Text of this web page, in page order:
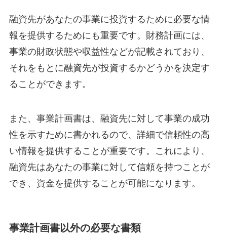
融資先があなたの事業に投資するために必要な情
報を提供するためにも重要です。財務計画には、
事業の財政状態や収益性などが記載されており、
それをもとに融資先が投資するかどうかを決定す
ることができます。
また、事業計画書は、融資先に対して事業の成功
性を示すために書かれるので、詳細で信頼性の高
い情報を提供することが重要です。これにより、
融資先はあなたの事業に対して信頼を持つことが
でき、資金を提供することが可能になります。
事業計画書以外の必要な書類